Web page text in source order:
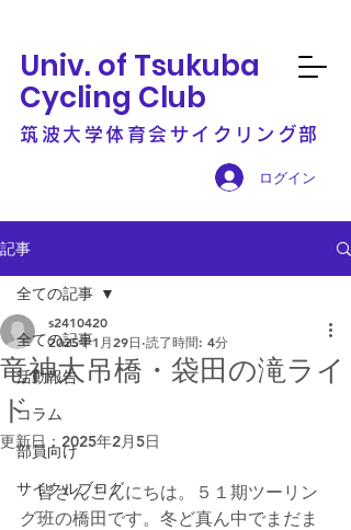
Univ. of Tsukuba
Cycling Club
筑波大学体育会サイクリング部
ログイン
記事
全ての記事
活動報告
コラム
部員向け
サイクルブログ
全ての記事
竜神大吊橋・袋田の滝ライ
ド
s2410420
2025年1月29日 読了時間: 4分
更新日： 2025年2月5日
皆さんこんにちは。５１期ツーリン
グ班の橋田です。冬ど真ん中でまだま